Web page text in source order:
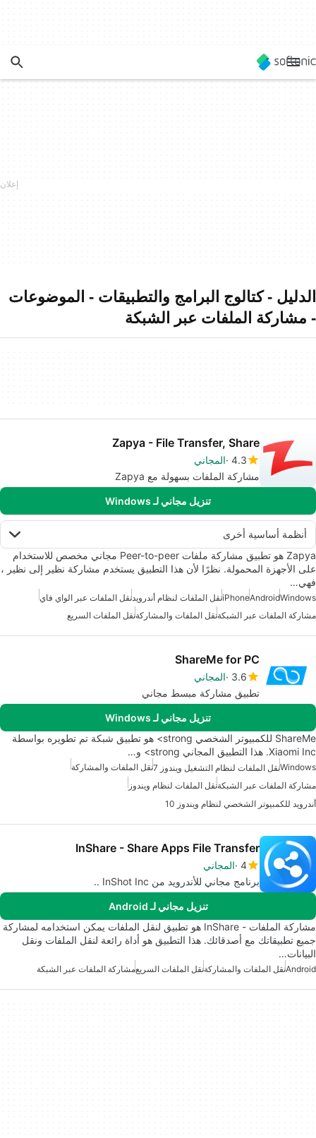
الدليل - كتالوج البرامج والتطبيقات - الموضوعات
- مشاركة الملفات عبر الشبكة
Zapya - File Transfer, Share
4.3 المجاني
مشاركة الملفات بسهولة مع Zapya
تنزيل مجاني لـ Windows
أنظمة أساسية أخرى
Zapya هو تطبيق مشاركة ملفات Peer-to-peer مجاني مخصص للاستخدام
على الأجهزة المحمولة. نظرًا لأن هذا التطبيق يستخدم مشاركة نظير إلى نظير ،
فهي…
Windows
Android
iPhoneنقل الملفات لنظام أندرويدنقل الملفات عبر الواي فاي
مشاركة الملفات عبر الشبكةنقل الملفات والمشاركةنقل الملفات السريع
ShareMe for PC
3.6 المجاني
تطبيق مشاركة مبسط مجاني
تنزيل مجاني لـ Windows
ShareMe للكمبيوتر الشخصي strong> هو تطبيق شبكة تم تطويره بواسطة
Xiaomi Inc. هذا التطبيق المجاني strong> و…
Windowsنقل الملفات لنظام التشغيل ويندوز 7
نقل الملفات والمشاركة
مشاركة الملفات عبر الشبكةنقل الملفات لنظام ويندوز
أندرويد للكمبيوتر الشخصي لنظام ويندوز 10
InShare - Share Apps File Transfer
4 المجاني
برنامج مجاني للأندرويد من InShot Inc ..
تنزيل مجاني لـ Android
مشاركة الملفات - InShare هو تطبيق لنقل الملفات يمكن استخدامه لمشاركة
جميع تطبيقاتك مع أصدقائك. هذا التطبيق هو أداة رائعة لنقل الملفات ونقل
البيانات…
Androidنقل الملفات والمشاركةنقل الملفات السريعمشاركة الملفات عبر الشبكة